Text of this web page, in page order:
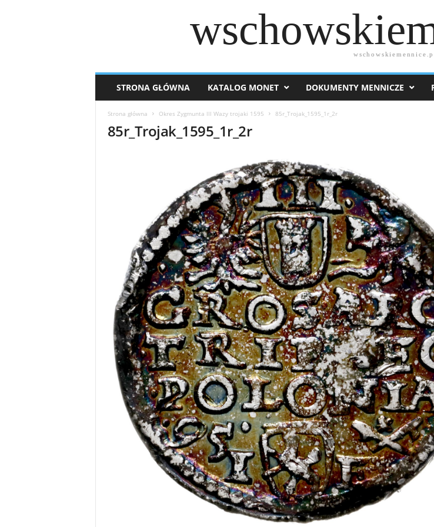
STRONA GŁÓWNA KATALOG MONET DOKUMENTY MENNICZE
Strona główna Okres Zygmunta lll Wazy trojaki 1595 85r_Trojak_1595_1r_2r
85r_Trojak_1595_1r_2r